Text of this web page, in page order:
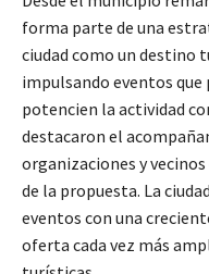
forma parte de una
ciudad como un destino
impulsando eventos
potencien la actividad
destacaron el
organizaciones y
de la propuesta. La
eventos con una
oferta cada vez más